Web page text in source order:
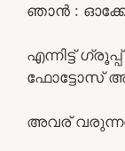
ഞാൻ :
എന്നിട്ട്
ഫോട്ടോസ്
അവര്